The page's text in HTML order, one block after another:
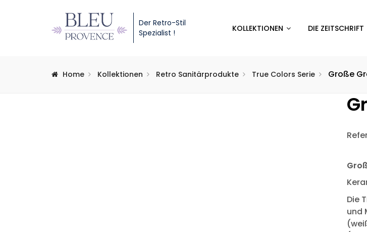
Der Retro-Stil
Spezialist !
KOLLEKTIONEN DIE ZEITSCHRIFT
Home Kollektionen Retro Sanitärprodukte True Colors Serie Große
Die
und